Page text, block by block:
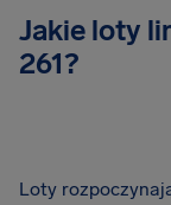
Jakie loty
261?
Loty